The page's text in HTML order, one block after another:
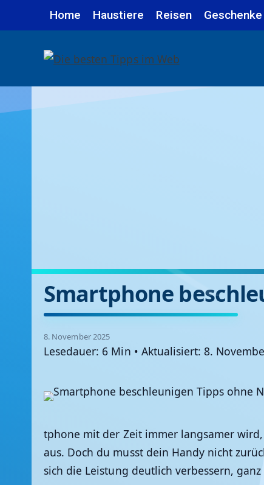
Inhalt
Home Haustiere Reisen Geschenke
Smartphone
8. November 2025
Lesedauer: 6 Min • Aktualisiert: 8.
tphone mit der Zeit immer langsamer
aus. Doch du musst dein Handy nicht
sich die Leistung deutlich verbessern,